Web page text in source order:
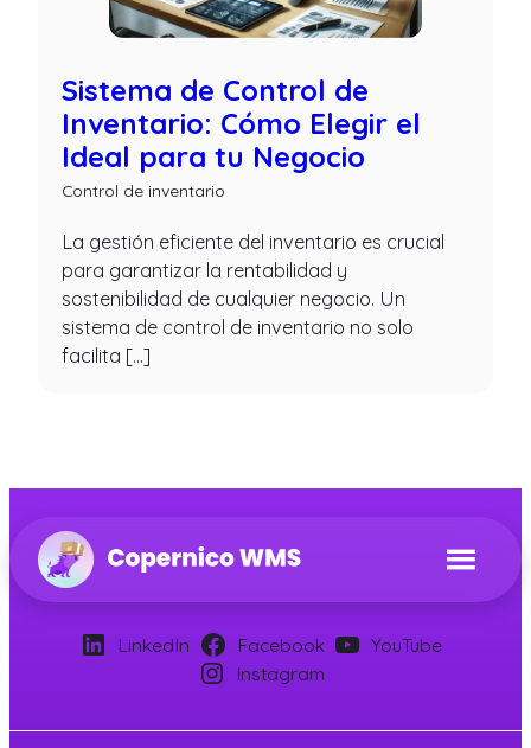
Sistema de Control de
Inventario: Cómo Elegir el
Ideal para tu Negocio
Control de inventario
La gestión eficiente del inventario es crucial
para garantizar la rentabilidad y
sostenibilidad de cualquier negocio. Un
sistema de control de inventario no solo
facilita […]
LinkedIn Facebook
YouTube
Instagram